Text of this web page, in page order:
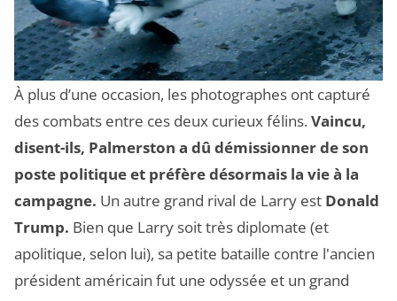
À plus d’une occasion, les photographes ont capturé
des combats entre ces deux curieux félins.Vaincu,
disent-ils, Palmerston a dû démissionner de son
poste politique et préfère désormais la vie à la
campagne. Un autre grand rival de Larry est Donald
Trump. Bien que Larry soit très diplomate (et
apolitique, selon lui), sa petite bataille contre l'ancien
président américain fut une odyssée et un grand